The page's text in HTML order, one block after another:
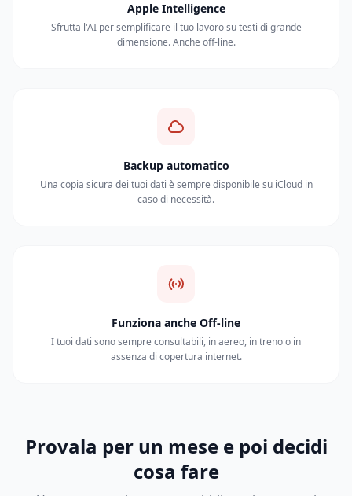
Apple Intelligence
Sfrutta l'AI per semplificare il tuo lavoro su testi di grande
dimensione. Anche off-line.
Backup automatico
Una copia sicura dei tuoi dati è sempre disponibile su iCloud in
caso di necessità.
Funziona anche Off-line
I tuoi dati sono sempre consultabili, in aereo, in treno o in
assenza di copertura internet.
Provala per un mese e poi decidi
cosa fare